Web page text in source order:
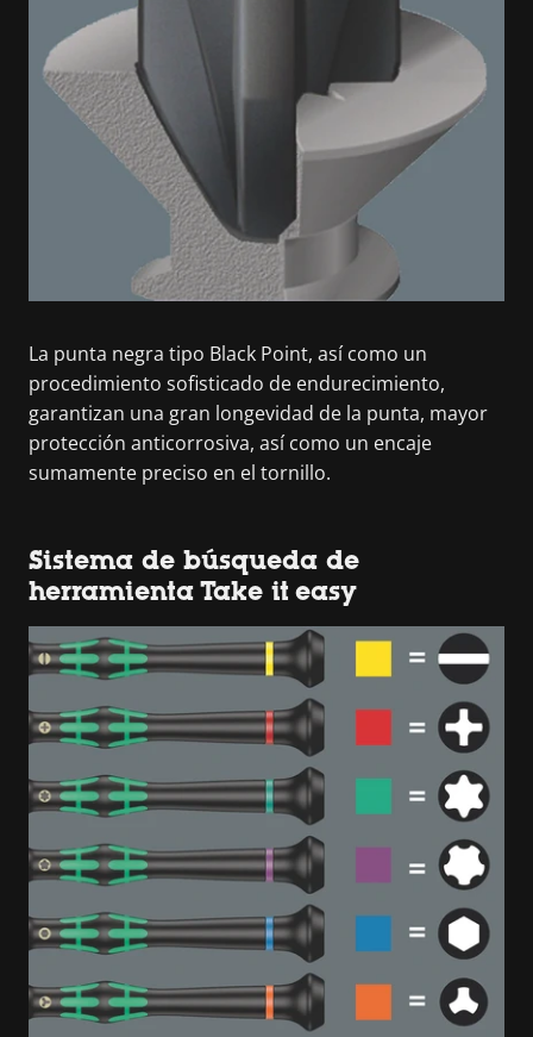
La punta negra tipo Black Point, así como un
procedimiento sofisticado de endurecimiento,
garantizan una gran longevidad de la punta, mayor
protección anticorrosiva, así como un encaje
sumamente preciso en el tornillo.
Sistema de búsqueda de
herramienta Take it easy